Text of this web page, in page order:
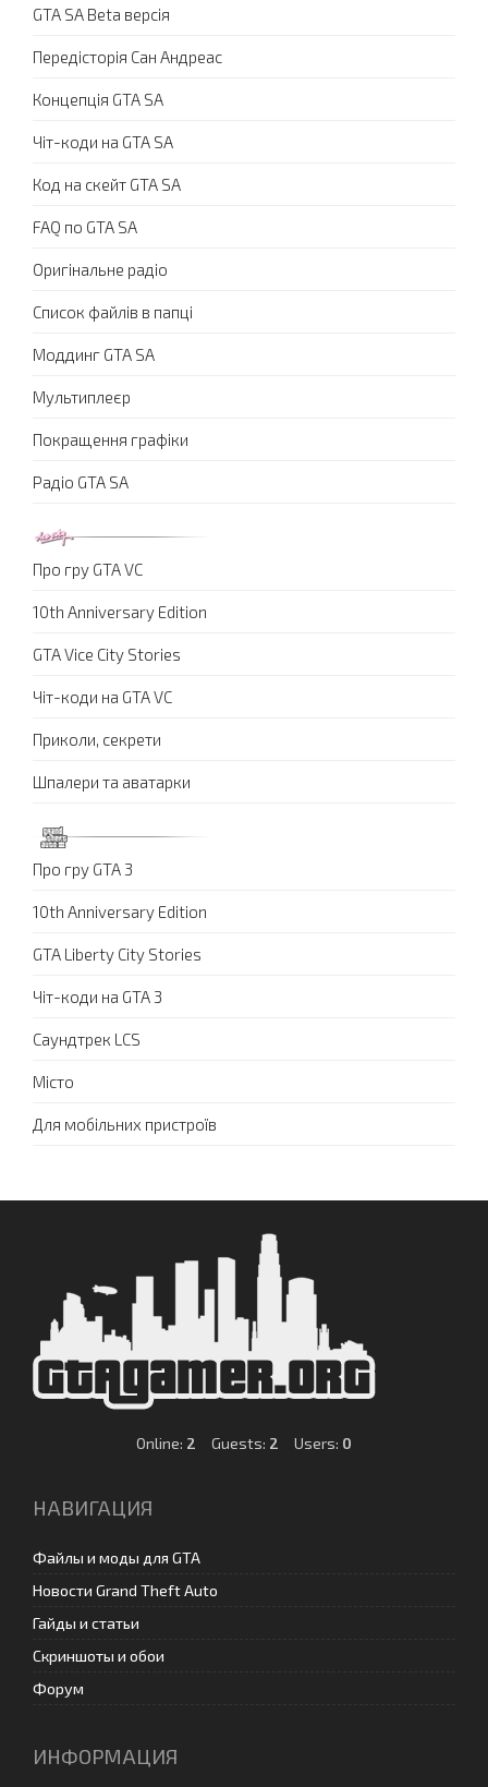
GTA SA Beta версія
Передісторія Сан Андреас
Концепція GTA SA
Чіт-коди на GTA SA
Код на скейт GTA SA
FAQ по GTA SA
Оригінальне радіо
Список файлів в папці
Моддинг GTA SA
Мультиплеєр
Покращення графіки
Радіо GTA SA
Про гру GTA VC
10th Anniversary Edition
GTA Vice City Stories
Чіт-коди на GTA VC
Приколи, секрети
Шпалери та аватарки
Про гру GTA 3
10th Anniversary Edition
GTA Liberty City Stories
Чіт-коди на GTA 3
Саундтрек LCS
Місто
Для мобільних пристроїв
Online: 2 Guests: 2 Users: 0
НАВИГАЦИЯ
Файлы и моды для GTA
Новости Grand Theft Auto
Гайды и статьи
Скриншоты и обои
Форум
ИНФОРМАЦИЯ